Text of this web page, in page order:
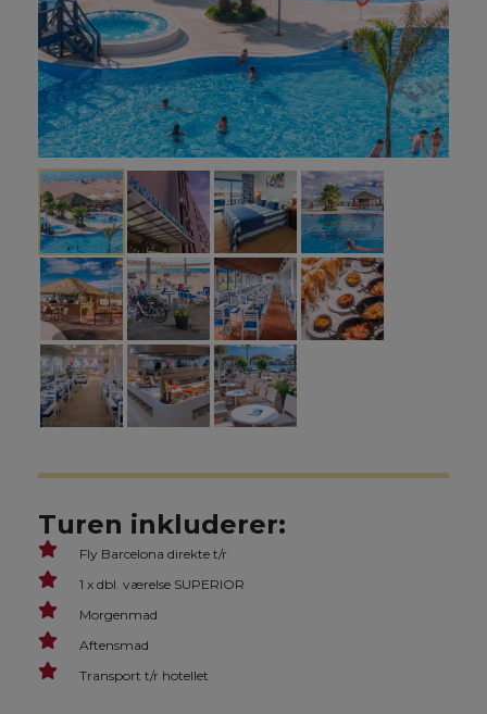
Turen inkluderer:
Fly Barcelona direkte t/r
1 x dbl. værelse SUPERIOR
Morgenmad
Aftensmad
Transport t/r hotellet